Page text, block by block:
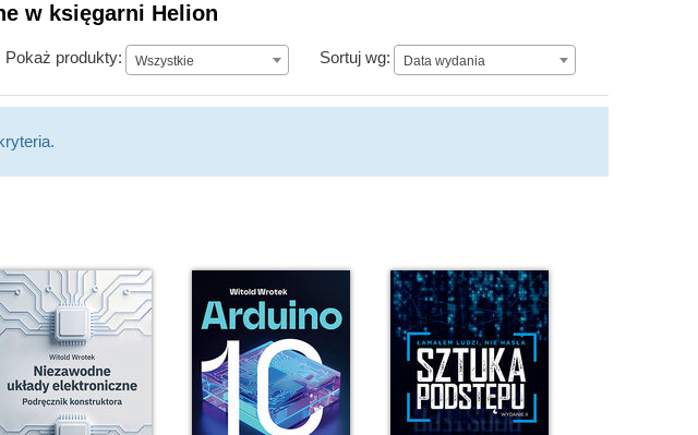
w księgarni Helion
Pokaż produkty: Wszystkie Sortuj wg: Data wydania
Data wydania